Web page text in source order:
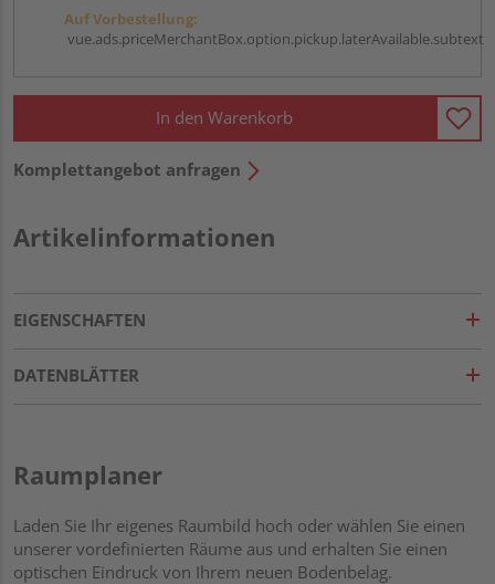
Auf Vorbestellung:
vue.ads.priceMerchantBox.option.pickup.laterAvailable.subtext
In den Warenkorb
Komplettangebot anfragen
Artikelinformationen
EIGENSCHAFTEN
DATENBLÄTTER
Raumplaner
Laden Sie Ihr eigenes Raumbild hoch oder wählen Sie einen
unserer vordefinierten Räume aus und erhalten Sie einen
optischen Eindruck von Ihrem neuen Bodenbelag.